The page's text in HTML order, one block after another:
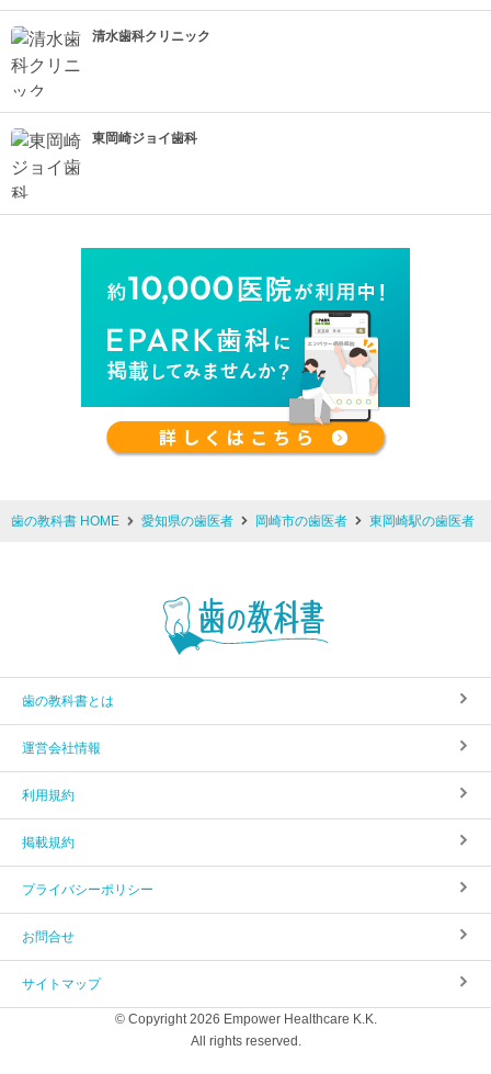
清水歯科クリニック
東岡崎ジョイ歯科
歯の教科書 HOME 愛知県の歯医者 岡崎市の歯医者 東岡崎駅の歯医者
歯の教科書とは
運営会社情報
利用規約
掲載規約
プライバシーポリシー
お問合せ
サイトマップ
© Copyright 2026 Empower Healthcare K.K.
All rights reserved.